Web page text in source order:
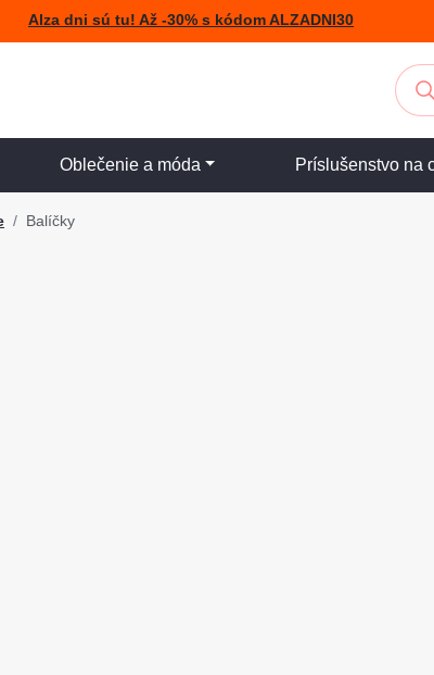
Alza dni sú tu! Až -30% s kódom ALZADNI30
Oblečenie a móda Príslušenstvo na
Balíčky